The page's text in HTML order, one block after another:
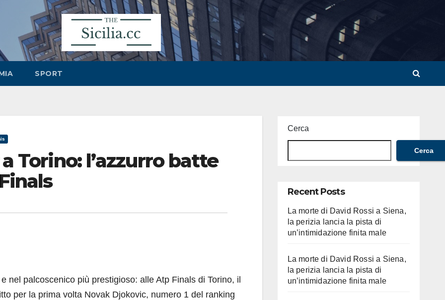
SPORT
Torino: l’azzurro batte
nel palcoscenico più prestigioso: alle Atp Finals di Torino, il
per la prima volta Novak Djokovic, numero 1 del ranking
Cerca
Cerca
Recent Posts
La morte di David Rossi a Siena,
la perizia lancia la pista di
un’intimidazione finita male
La morte di David Rossi a Siena,
la perizia lancia la pista di
un’intimidazione finita male